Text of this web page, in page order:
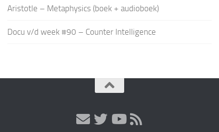
Aristotle – Metaphysics (boek + audioboek)
Docu v/d week #90 – Counter Intelligence